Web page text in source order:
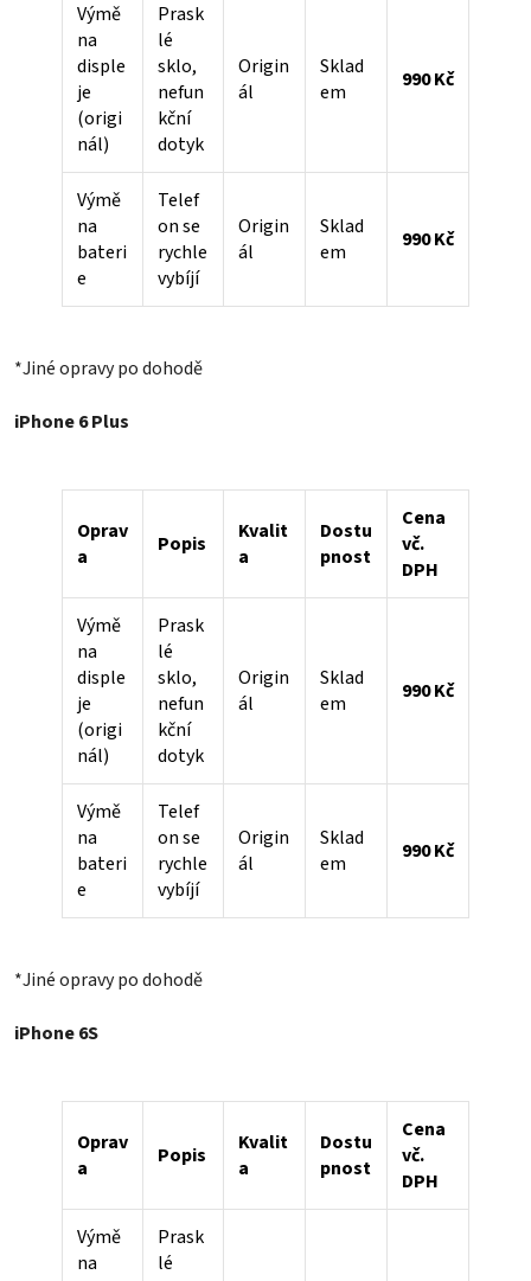
Výmě
na
disple
je
(origi
nál)
Prask
lé
sklo,
nefun
kční
dotyk
Origin
ál
Sklad
em
990 Kč
Výmě
na
bateri
e
Telef
on se
rychle
vybíjí
Origin
ál
Sklad
em
990 Kč
*Jiné opravy po dohodě
iPhone 6 Plus
Oprav
a
Popis
Kvalit
a
Dostu
pnost
Cena
vč.
DPH
Výmě
na
disple
je
(origi
nál)
Prask
lé
sklo,
nefun
kční
dotyk
Origin
ál
Sklad
em
990 Kč
Výmě
na
bateri
e
Telef
on se
rychle
vybíjí
Origin
ál
Sklad
em
990 Kč
*Jiné opravy po dohodě
iPhone 6S
Oprav
a
Popis
Kvalit
a
Dostu
pnost
Cena
vč.
DPH
Výmě
na
Prask
lé